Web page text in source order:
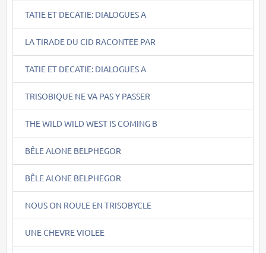
TATIE ET DECATIE: DIALOGUES A
LA TIRADE DU CID RACONTEE PAR
TATIE ET DECATIE: DIALOGUES A
TRISOBIQUE NE VA PAS Y PASSER
THE WILD WILD WEST IS COMING B
BÊLE ALONE BELPHEGOR
BÊLE ALONE BELPHEGOR
NOUS ON ROULE EN TRISOBYCLE
UNE CHEVRE VIOLEE